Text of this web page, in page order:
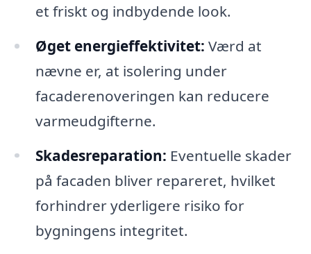
et friskt og indbydende look.
Øget energieffektivitet: Værd at
nævne er, at isolering under
facaderenoveringen kan reducere
varmeudgifterne.
Skadesreparation: Eventuelle skader
på facaden bliver repareret, hvilket
forhindrer yderligere risiko for
bygningens integritet.